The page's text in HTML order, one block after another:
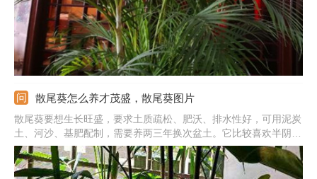
散尾葵怎么养才茂盛，散尾葵图片
散尾葵要想生长旺盛，要求土质疏松、肥沃、排水性好，可用泥炭
土、河沙、基肥配制，需要养两三年换次盆土。它比较喜欢半阴，
平时要接触充足散光，夏季注意防止强光暴晒。散尾葵在温暖环境
中生长良好，保持在15-28度左右。旺盛生长期保持盆土湿润，还
需喷水保持湿度。生长迅速旺盛期，每隔半个月或一个月施次肥。